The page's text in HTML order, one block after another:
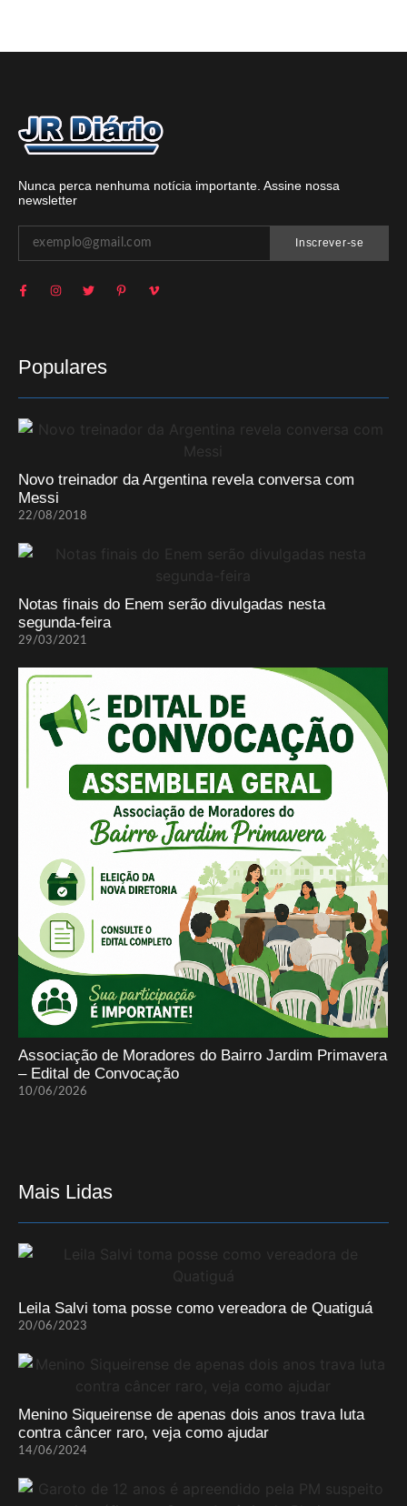
Nunca perca nenhuma notícia importante. Assine nossa
newsletter
Inscrever-se
Populares
Novo treinador da Argentina revela conversa com
Messi
22/08/2018
Notas finais do Enem serão divulgadas nesta
segunda-feira
29/03/2021
Associação de Moradores do Bairro Jardim Primavera
– Edital de Convocação
10/06/2026
Mais Lidas
Leila Salvi toma posse como vereadora de Quatiguá
20/06/2023
Menino Siqueirense de apenas dois anos trava luta
contra câncer raro, veja como ajudar
14/06/2024